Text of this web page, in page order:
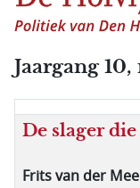
Jaargang
De slager
Frits van der